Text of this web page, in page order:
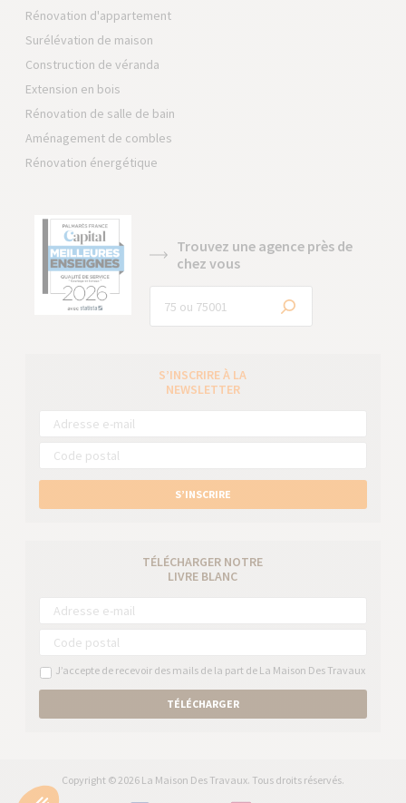
Rénovation d'appartement
Surélévation de maison
Construction de véranda
Extension en bois
Rénovation de salle de bain
Aménagement de combles
Rénovation énergétique
Trouvez une agence près de
chez vous
S’INSCRIRE À LA
NEWSLETTER
S’INSCRIRE
TÉLÉCHARGER NOTRE
LIVRE BLANC
J’accepte de recevoir des mails de la part de La Maison Des Travaux
TÉLÉCHARGER
Copyright © 2026 La Maison Des Travaux. Tous droits réservés.